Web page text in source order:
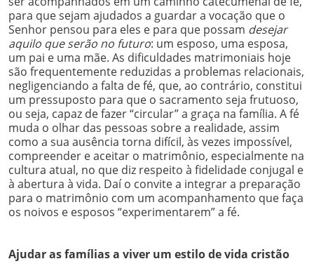
para que sejam ajudados a guardar a vocação que o
Senhor pensou para eles e para que possam desejar
aquilo que serão no futuro: um esposo, uma esposa,
um pai e uma mãe. As dificuldades matrimoniais hoje
são frequentemente reduzidas a problemas relacionais,
negligenciando a falta de fé, que, ao contrário, constitui
um pressuposto para que o sacramento seja frutuoso,
ou seja, capaz de fazer “circular” a graça na família. A fé
muda o olhar das pessoas sobre a realidade, assim
como a sua ausência torna difícil, às vezes impossível,
compreender e aceitar o matrimônio, especialmente na
cultura atual, no que diz respeito à fidelidade conjugal e
à abertura à vida. Daí o convite a integrar a preparação
para o matrimônio com um acompanhamento que faça
os noivos e esposos “experimentarem” a fé.
Ajudar as famílias a viver um estilo de vida cristão